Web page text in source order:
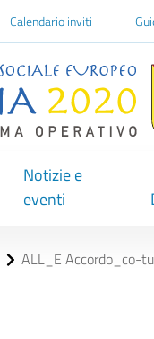
Calendario inviti
Notizie e
eventi
ALL_E Accordo_co-